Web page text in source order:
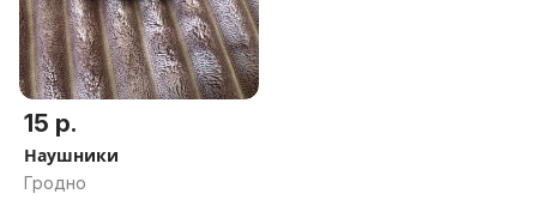
15 р.
Наушники
Гродно